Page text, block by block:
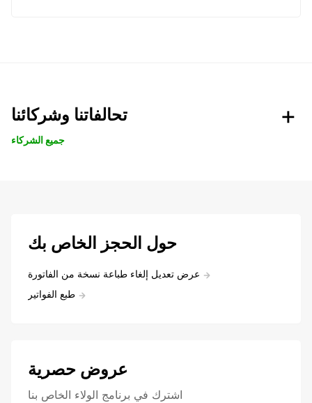
تحالفاتنا وشركائنا
جميع الشركاء
حول الحجز الخاص بك
عرض تعديل إلغاء طباعة نسخة من الفاتورة
طبع الفواتير
عروض حصرية
اشترك في برنامج الولاء الخاص بنا